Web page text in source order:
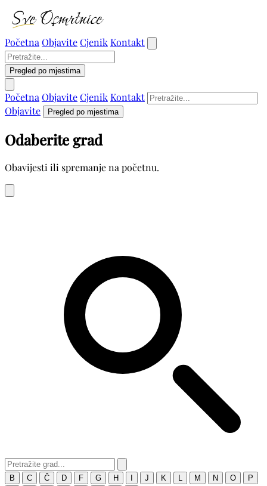
Početna ObjaviteCjenik Kontakt
Pregled po mjestima
Početna ObjaviteCjenik Kontakt
Objavite
Pregled po mjestima
Odaberite grad
Obavijesti ili spremanje na početnu.
B C Č D F G H J K M N O
P